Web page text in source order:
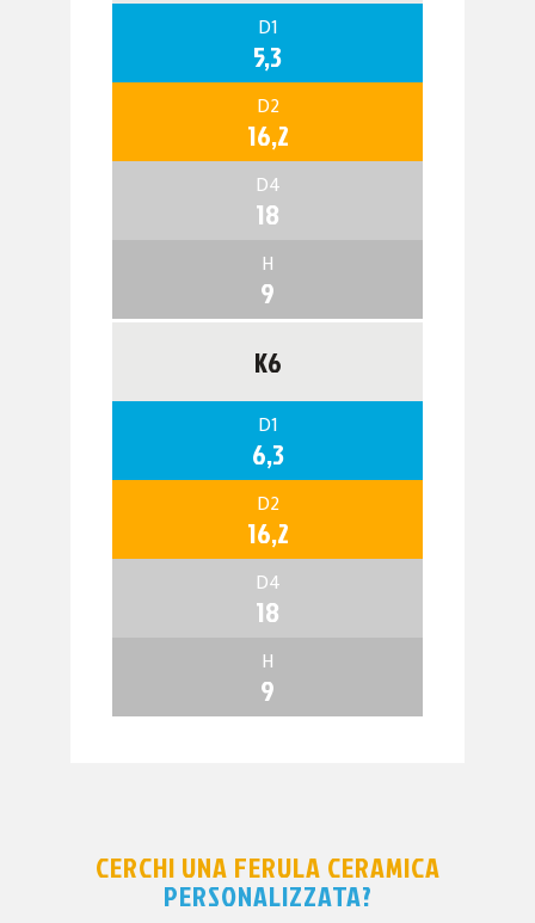
D1
5,3
D2
16,2
D4
18
H
9
K6
D1
6,3
D2
16,2
D4
18
H
9
CERCHI UNA FERULA CERAMICA
PERSONALIZZATA?